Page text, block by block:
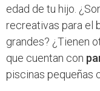
edad de tu hijo.
recreativas para el
grandes? ¿Tienen
que cuentan con
piscinas pequeñas